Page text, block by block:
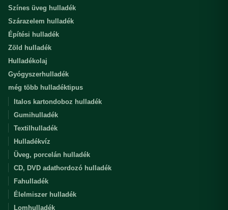
Színes üveg hulladék
Szárazelem hulladék
Építési hulladék
Zöld hulladék
Hulladékolaj
Gyógyszerhulladék
még több hulladéktipus
Italos kartondoboz hulladék
Gumihulladék
Textilhulladék
Hulladékvíz
Üveg, porcelán hulladék
CD, DVD adathordozó hulladék
Fahulladék
Élelmiszer hulladék
Lomhulladék